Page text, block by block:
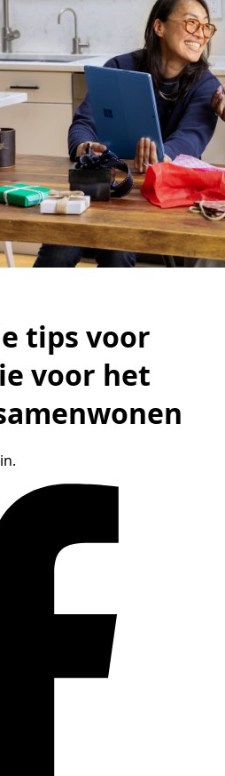
tips voor
voor het